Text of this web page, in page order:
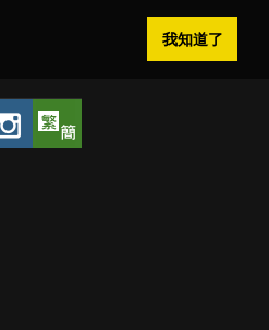
我知道了